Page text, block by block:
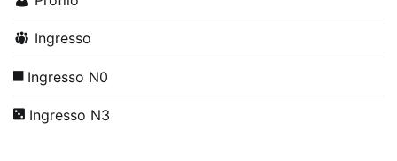
Ingresso
Ingresso N0
Ingresso N3